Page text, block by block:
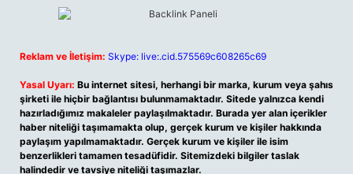
Reklam ve İletişim: Skype: live:.cid.575569c608265c69
Yasal Uyarı: Bu internet sitesi, herhangi bir marka, kurum veya şahıs
şirketi ile hiçbir bağlantısı bulunmamaktadır. Sitede yalnızca kendi
hazırladığımız makaleler paylaşılmaktadır. Burada yer alan içerikler
haber niteliği taşımamakta olup, gerçek kurum ve kişiler hakkında
paylaşım yapılmamaktadır. Gerçek kurum ve kişiler ile isim
benzerlikleri tamamen tesadüfidir. Sitemizdeki bilgiler taslak
halindedir ve tavsiye niteliği taşımazlar.